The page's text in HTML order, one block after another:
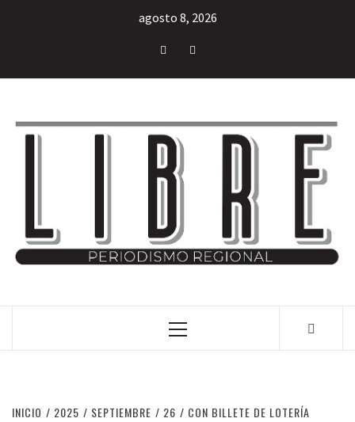
agosto 8, 2026
INICIO 2025 SEPTIEMBRE 26
CON BILLETE DE LOTERÍA